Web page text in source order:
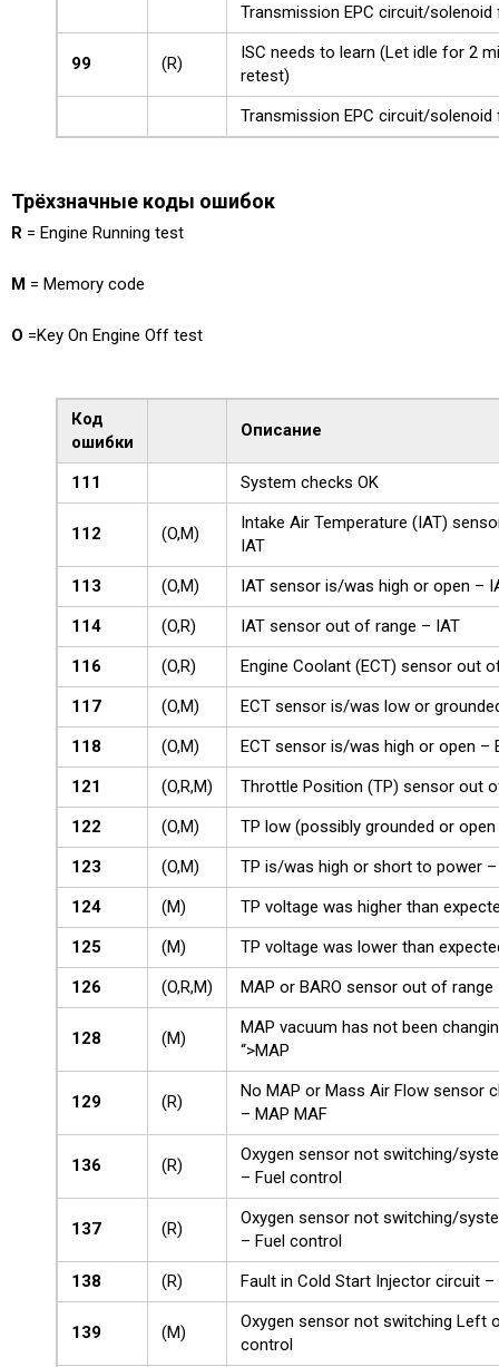
Transmission EPC circuit/
99 (R)
ISC needs to learn (Let idle for 2
retest)
Transmission EPC circuit/
Трёхзначные коды ошибок
R = Engine Running test
M = Memory code
O =Key On Engine Off test
Код
ошибки
Описание
111 System checks OK
112 (O,M)
Intake Air Temperature (IAT)
IAT
113
(O,M)
IAT sensor is/was high or open –
114
(O,R)
IAT sensor out of range – IAT
116
(O,R)
Engine Coolant (ECT) sensor out
117
(O,M)
ECT sensor is/was low or
118
(O,M)
ECT sensor is/was high or open –
121
(O,R,M)
Throttle Position (TP) sensor out
122
(O,M)
TP low (possibly grounded or
123
(O,M)
TP is/was high or short to power –
124
(M)
TP voltage was higher than
125
(M)
TP voltage was lower than
126
(O,R,M) MAP or BARO sensor out of range
128 (M)
MAP vacuum has not been
“>MAP
129 (R)
No MAP or Mass Air Flow sensor
– MAP MAF
136 (R)
Oxygen sensor not switching/
– Fuel control
137 (R)
Oxygen sensor not switching/
– Fuel control
138
(R) Fault in Cold Start Injector circuit
139 (M)
Oxygen sensor not switching Left
control